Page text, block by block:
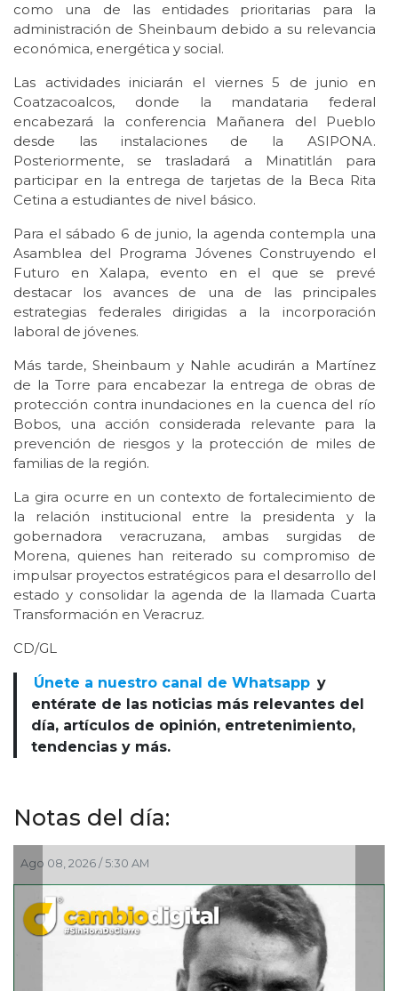
como una de las entidades prioritarias para la
administración de Sheinbaum debido a su relevancia
económica, energética y social.
Las actividades iniciarán el viernes 5 de junio en
Coatzacoalcos, donde la mandataria federal
encabezará la conferencia Mañanera del Pueblo
desde las instalaciones de la ASIPONA.
Posteriormente, se trasladará a Minatitlán para
participar en la entrega de tarjetas de la Beca Rita
Cetina a estudiantes de nivel básico.
Para el sábado 6 de junio, la agenda contempla una
Asamblea del Programa Jóvenes Construyendo el
Futuro en Xalapa, evento en el que se prevé
destacar los avances de una de las principales
estrategias federales dirigidas a la incorporación
laboral de jóvenes.
Más tarde, Sheinbaum y Nahle acudirán a Martínez
de la Torre para encabezar la entrega de obras de
protección contra inundaciones en la cuenca del río
Bobos, una acción considerada relevante para la
prevención de riesgos y la protección de miles de
familias de la región.
La gira ocurre en un contexto de fortalecimiento de
la relación institucional entre la presidenta y la
gobernadora veracruzana, ambas surgidas de
Morena, quienes han reiterado su compromiso de
impulsar proyectos estratégicos para el desarrollo del
estado y consolidar la agenda de la llamada Cuarta
Transformación en Veracruz.
CD/GL
Únete a nuestro canal de Whatsapp y
entérate de las noticias más relevantes del
día, artículos de opinión, entretenimiento,
tendencias y más.
Notas del día:
Ago 08, 2026 / 5:30 AM